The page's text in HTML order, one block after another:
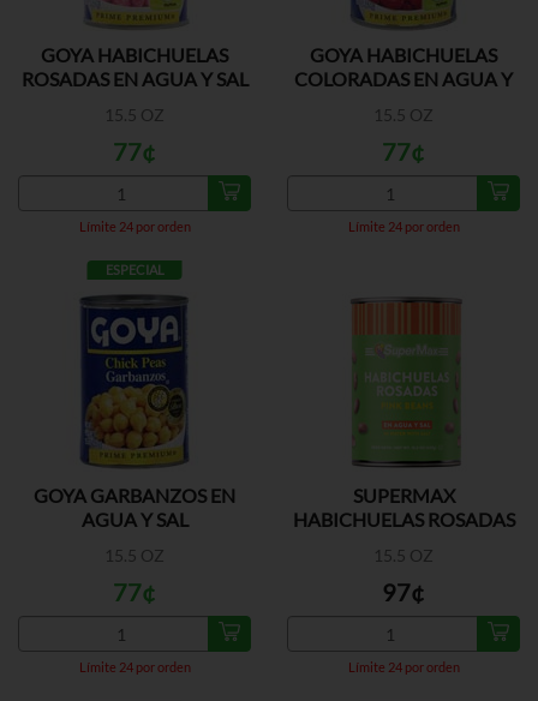
GOYA HABICHUELAS
ROSADAS EN AGUA Y SAL
15.5 OZ
Límite 24 por orden
77¢
GOYA HABICHUELAS
COLORADAS EN AGUA Y
15.5 OZ
Límite 24 por orden
77¢
ESPECIAL
GOYA GARBANZOS EN
AGUA Y SAL
15.5 OZ
Límite 24 por orden
77¢
SUPERMAX
HABICHUELAS ROSADAS
15.5 OZ
Límite 24 por orden
97¢